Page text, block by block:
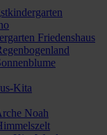
Friedenshaus
Kita
Noah